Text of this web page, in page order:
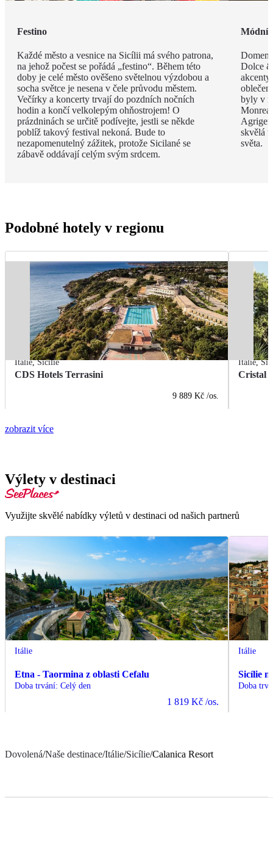
Festino
Každé město a vesnice na Sicílii má svého patrona,
na jehož počest se pořádá „festino“. Během této
doby je celé město ověšeno světelnou výzdobou a
socha světce je nesena v čele průvodu městem.
Večírky a koncerty trvají do pozdních nočních
hodin a končí velkolepým ohňostrojem! O
prázdninách se určitě podívejte, jestli se někde
poblíž takový festival nekoná. Bude to
nezapomenutelný zážitek, protože Sicilané se
zábavě oddávají celým svým srdcem.
Módní
Dolce
byly v
skvělá
světa.
Podobné hotely v regionu
Itálie,Sicílie
CDS Hotels Terrasini
9 889 Kč /os.
Itálie,
Cristal
zobrazit více
Výlety v destinaci
Využijte skvělé nabídky výletů v destinaci od našich partnerů
Itálie
Etna - Taormina z oblasti Cefalu
Doba trvání: Celý den
1 819 Kč /os.
Itálie
Sicílie
Doba
Dovolená/Naše destinace/Itálie/Sicílie/Calanica Resort